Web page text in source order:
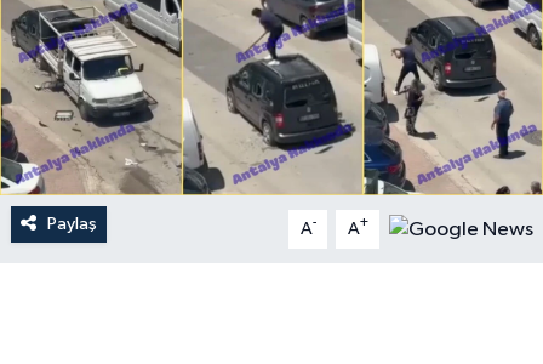
Paylaş A- A+
Resmi Reklamlar